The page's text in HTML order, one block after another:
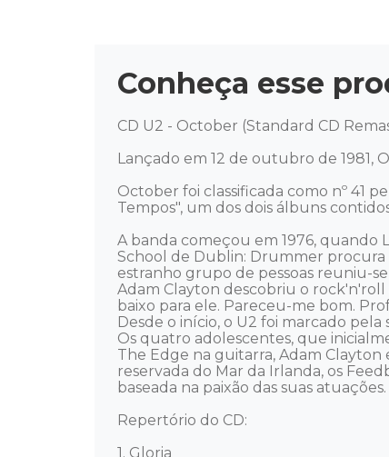
Conheça esse
CD U2 - October (Standard CD
Lançado em 12 de outubro de
October foi classificada como nº 41
Tempos", um dos dois álbuns
A banda começou em 1976,
School de Dublin: Drummer procura
estranho grupo de pessoas reuniu-
Adam Clayton descobriu o rock'n'roll
baixo para ele. Pareceu-me bom.
Desde o início, o U2 foi marcado
Os quatro adolescentes, que
The Edge na guitarra, Adam Clayton
reservada do Mar da Irlanda, os
baseada na paixão das suas atuações.
Repertório do CD:
1. Gloria